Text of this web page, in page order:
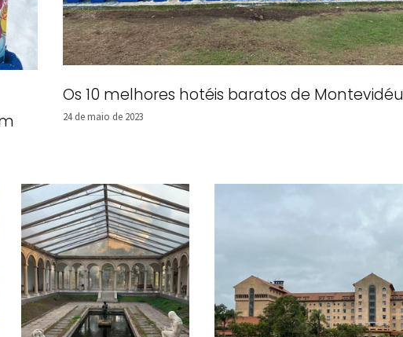
Os 10 melhores hotéis baratos de Montevidéu
24 de maio de 2023